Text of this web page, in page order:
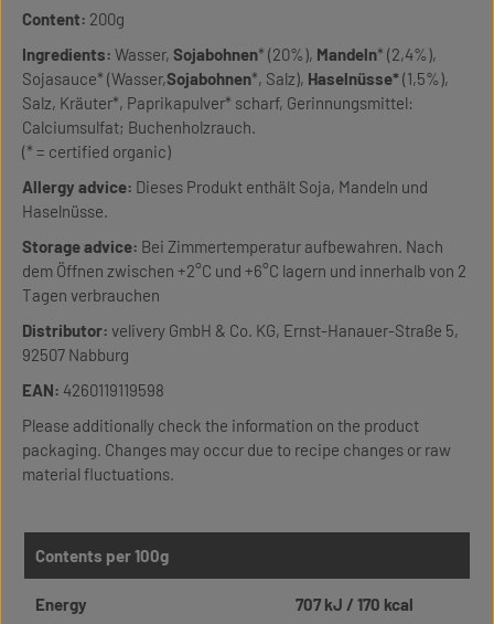
Content: 200g
Ingredients: Wasser, Sojabohnen* (20%), Mandeln* (2,4%),
Sojasauce* (Wasser,Sojabohnen*, Salz), Haselnüsse*(1,5%),
Salz, Kräuter*, Paprikapulver* scharf, Gerinnungsmittel:
Calciumsulfat; Buchenholzrauch.
(* = certified organic)
Allergy advice: Dieses Produkt enthält Soja, Mandeln und
Haselnüsse.
Storage advice: Bei Zimmertemperatur aufbewahren. Nach
dem Öffnen zwischen +2°C und +6°C lagern und innerhalb von 2
Tagen verbrauchen
Distributor: velivery GmbH & Co. KG, Ernst-Hanauer-Straße 5,
92507 Nabburg
EAN: 4260119119598
Please additionally check the information on the product
packaging. Changes may occur due to recipe changes or raw
material fluctuations.
Contents per 100g
Energy 707 kJ / 170 kcal